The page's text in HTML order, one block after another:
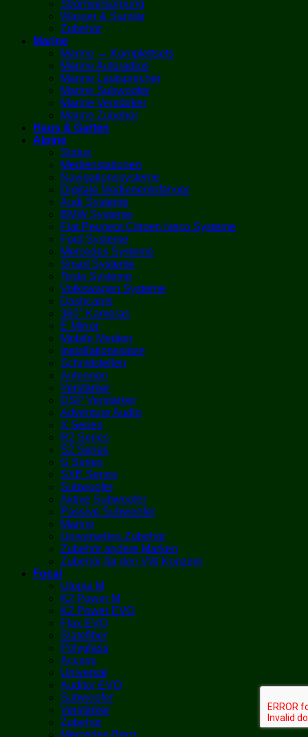
Stromversorgung
Wasser & Sanitär
Zubehör
Marine
Marine → Komplettsets
Marine Autoradios
Marine Lautsprecher
Marine Subwoofer
Marine Verstärker
Marine Zubehör
Haus & Garten
Alpine
Status
Medienstationen
Navigationssysteme
Digitale Medienempfänger
Audi Systeme
BMW Systeme
Fiat Peugeot Citroen Iveco Systeme
Ford Systeme
Mercedes Systeme
Smart Systeme
Tesla Systeme
Volkswagen Systeme
Dashcams
360° Kameras
E Mirror
Mobile Medien
Installationssätze
Schnittstellen
Antennen
Verstärker
DSP Verstärker
Adventure Audio
X Series
R2 Series
S2 Series
G Series
SXE Series
Subwoofer
Aktive Subwoofer
Passive Subwoofer
Marine
Universelles Zubehör
Zubehör andere Marken
Zubehör für den VW Konzern
Focal
Utopia M
K2 Power M
K2 Power EVO
Flax EVO
Slatefiber
Polyglass
Access
Universal
Auditor EVO
Subwoofer
Verstärker
Zubehör